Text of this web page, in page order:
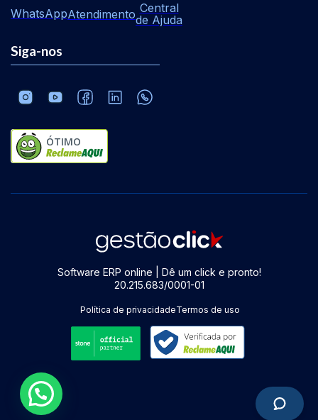
WhatsAppAtendimento Central
de Ajuda
Siga-nos
ÓTIMO
Software ERP online | Dê um click e pronto!
20.215.683/0001-01
Política de privacidadeTermos de uso